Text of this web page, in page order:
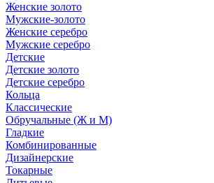
Женские золото
Мужские-золото
Женские серебро
Мужские серебро
Детские
Детские золото
Детские серебро
Кольца
Классические
Обручальные (Ж и М)
Гладкие
Комбинированные
Дизайнерские
Токарные